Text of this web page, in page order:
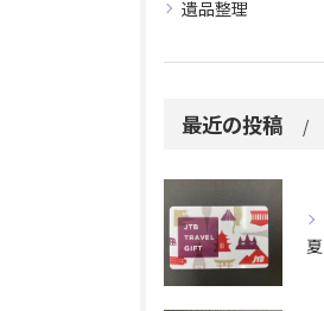
遺品整理
最近の投稿